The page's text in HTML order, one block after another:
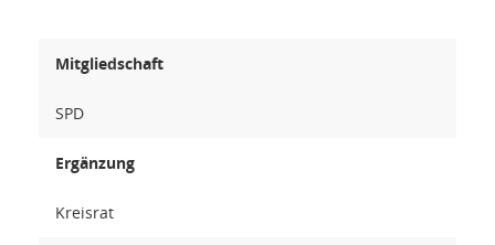
Mitgliedschaft
SPD
Ergänzung
Kreisrat